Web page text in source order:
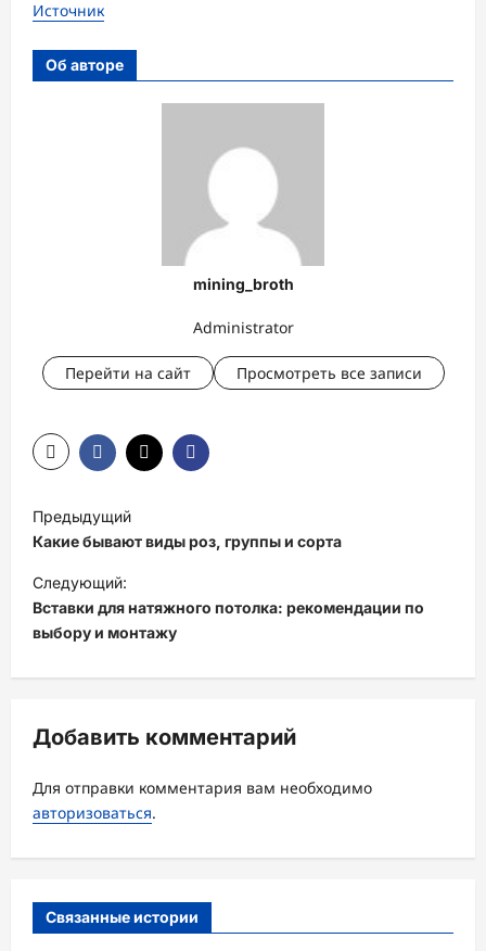
Источник
Об авторе
mining_broth
Administrator
Перейти на сайт Просмотреть все записи
Н
а
в
и
г
а
и
з
и
с
Предыдущий
Какие бывают виды роз, группы и сорта
Следующий:
Вставки для натяжного потолка: рекомендации по
выбору и монтажу
Добавить комментарий
Для отправки комментария вам необходимо
авторизоваться.
Связанные истории